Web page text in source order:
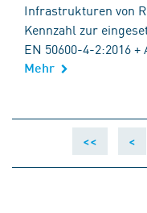
Infrastrukturen von
Kennzahl zur
EN 50600-4-2:2016 +
Mehr
<< <